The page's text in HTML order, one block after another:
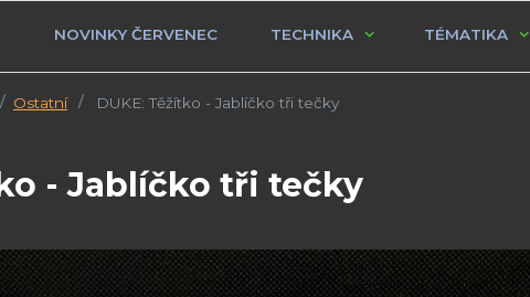
NOVINKY ČERVENEC TECHNIKA TÉMATIKA
Ostatní DUKE: Těžítko - Jablíčko tři tečky
- Jablíčko tři tečky